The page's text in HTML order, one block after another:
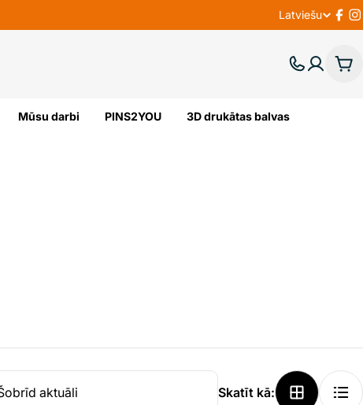
V
A
O
Latviešu
Mūsu darbi PINS2YOU 3D drukātas balvas
Skatīt kā: